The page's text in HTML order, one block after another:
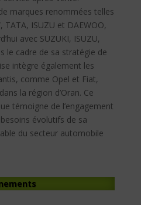
marques renommées telles
TATA, ISUZU et DAEWOO,
avec SUZUKI, ISUZU,
le cadre de sa stratégie de
intègre également les
comme Opel et Fiat,
la région d’Oran. Ce
témoigne de l’engagement
évolutifs de sa
du secteur automobile